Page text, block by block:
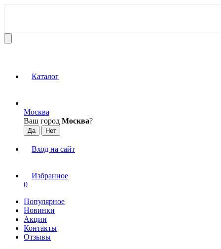
Каталог
Москва
Ваш город Москва?
Вход на сайт
Избранное
0
Популярное
Новинки
Акции
Контакты
Отзывы